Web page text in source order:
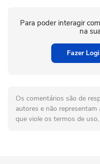
Para poder interagir
na
Fazer
Os comentários são de
autores e não
que viole os termos de